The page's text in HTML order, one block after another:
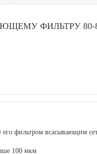
ФИЛЬТРУ 80-
его фильтром всасывающим
100 мкм